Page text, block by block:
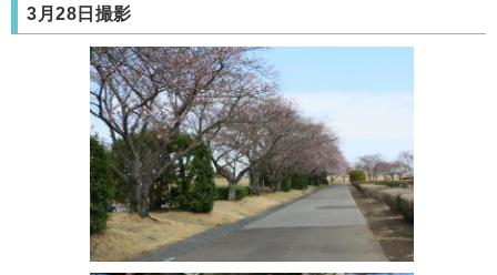
3月28日撮影